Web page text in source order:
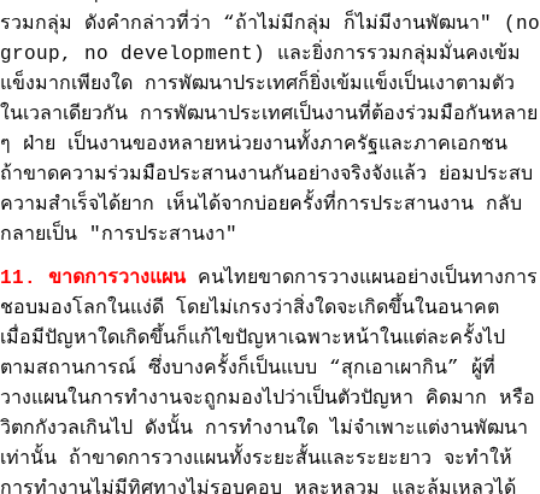
รวมกลุ่ม ดังคำกล่าวที่ว่า “ถ้าไม่มีกลุ่ม ก็ไม่มีงานพัฒนา" (no
group, no development) และยิ่งการรวมกลุ่มมั่นคงเข้ม
แข็งมากเพียงใด การพัฒนาประเทศก็ยิ่งเข้มแข็งเป็นเงาตามตัว
ในเวลาเดียวกัน การพัฒนาประเทศเป็นงานที่ต้องร่วมมือกันหลาย
ๆ ฝ่าย เป็นงานของหลายหน่วยงานทั้งภาครัฐและภาคเอกชน
ถ้าขาดความร่วมมือประสานงานกันอย่างจริงจังแล้ว ย่อมประสบ
ความสำเร็จได้ยาก เห็นได้จากบ่อยครั้งที่การประสานงาน กลับ
กลายเป็น "การประสานงา"
11. ขาดการวางแผนคนไทยขาดการวางแผนอย่างเป็นทางการ
ชอบมองโลกในแง่ดี โดยไม่เกรงว่าสิ่งใดจะเกิดขึ้นในอนาคต
เมื่อมีปัญหาใดเกิดขึ้นก็แก้ไขปัญหาเฉพาะหน้าในแต่ละครั้งไป
ตามสถานการณ์ ซึ่งบางครั้งก็เป็นแบบ “สุกเอาเผากิน” ผู้ที่
วางแผนในการทำงานจะถูกมองไปว่าเป็นตัวปัญหา คิดมาก หรือ
วิตกกังวลเกินไป ดังนั้น การทำงานใด ไม่จำเพาะแต่งานพัฒนา
เท่านั้น ถ้าขาดการวางแผนทั้งระยะสั้นและระยะยาว จะทำให้
การทำงานไม่มีทิศทางไม่รอบคอบ หละหลวม และล้มเหลวได้